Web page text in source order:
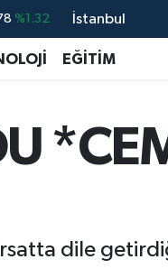
%0.08
%-0.02
%11
İstanbul
EĞİTİM
dile